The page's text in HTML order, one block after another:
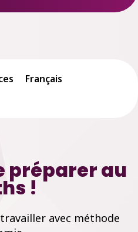
Français
préparer au
!
avec méthode